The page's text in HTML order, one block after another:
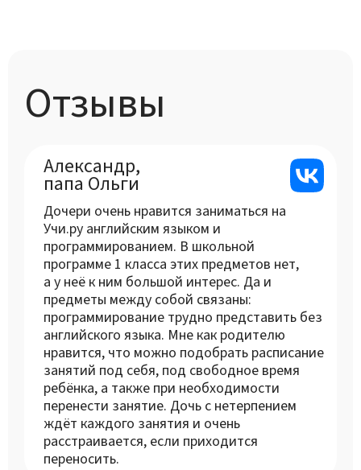
Отзывы
Александр,
папа Ольги
Дочери очень нравится заниматься на
Учи.ру английским языком и
программированием. В школьной
программе 1 класса этих предметов нет,
а у неё к ним большой интерес. Да и
предметы между собой связаны:
программирование трудно представить без
английского языка. Мне как родителю
нравится, что можно подобрать расписание
занятий под себя, под свободное время
ребёнка, а также при необходимости
перенести занятие. Дочь с нетерпением
ждёт каждого занятия и очень
расстраивается, если приходится
переносить.